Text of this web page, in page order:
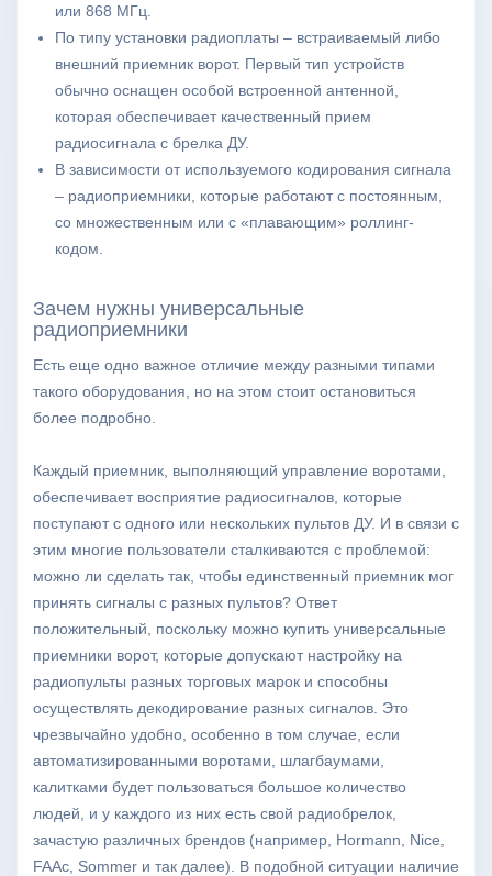
или 868 МГц.
По типу установки радиоплаты – встраиваемый либо
внешний приемник ворот. Первый тип устройств
обычно оснащен особой встроенной антенной,
которая обеспечивает качественный прием
радиосигнала с брелка ДУ.
В зависимости от используемого кодирования сигнала
– радиоприемники, которые работают с постоянным,
со множественным или с «плавающим» роллинг-
кодом.
Зачем нужны универсальные
радиоприемники
Есть еще одно важное отличие между разными типами
такого оборудования, но на этом стоит остановиться
более подробно.
Каждый приемник, выполняющий управление воротами,
обеспечивает восприятие радиосигналов, которые
поступают с одного или нескольких пультов ДУ. И в связи с
этим многие пользователи сталкиваются с проблемой:
можно ли сделать так, чтобы единственный приемник мог
принять сигналы с разных пультов? Ответ
положительный, поскольку можно купить универсальные
приемники ворот, которые допускают настройку на
радиопульты разных торговых марок и способны
осуществлять декодирование разных сигналов. Это
чрезвычайно удобно, особенно в том случае, если
автоматизированными воротами, шлагбаумами,
калитками будет пользоваться большое количество
людей, и у каждого из них есть свой радиобрелок,
зачастую различных брендов (например, Hormann, Nice,
FAAc, Sommer и так далее). В подобной ситуации наличие